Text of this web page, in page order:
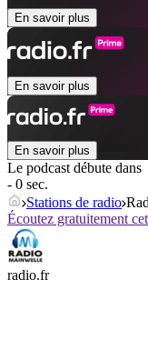
En savoir plus
En savoir plus
En savoir plus
Le podcast débute dans
- 0 sec.
Stations de radio
Écoutez gratuitement
radio.fr